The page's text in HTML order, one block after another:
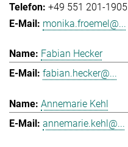
+49 551 201-1905
monika.froemel@...
Fabian Hecker
fabian.hecker@...
Annemarie Kehl
annemarie.kehl@...